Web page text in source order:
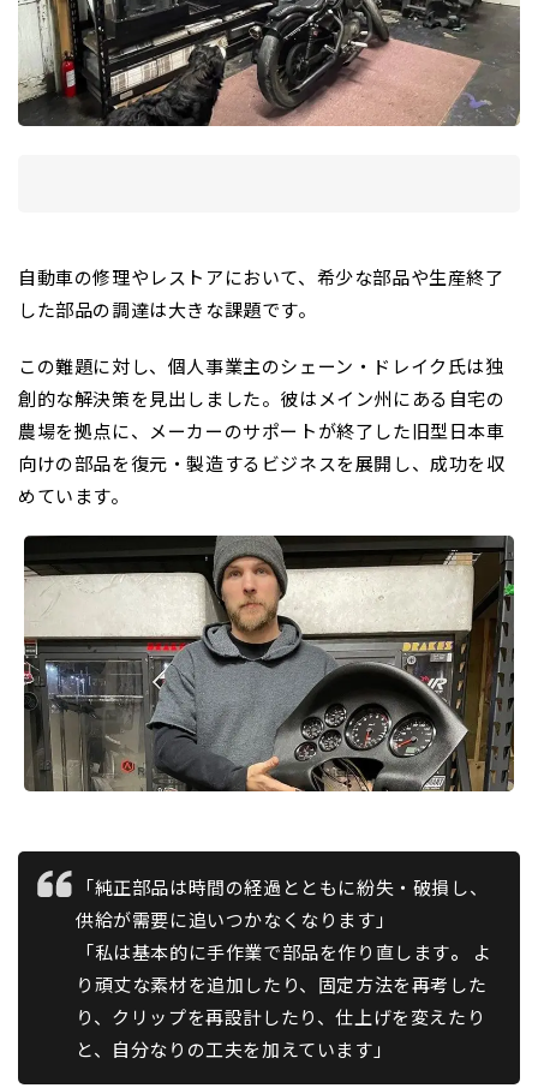
自動車の修理やレストアにおいて、希少な部品や生産終了
した部品の調達は大きな課題です。
この難題に対し、個人事業主のシェーン・ドレイク氏は独
創的な解決策を見出しました。彼はメイン州にある自宅の
農場を拠点に、メーカーのサポートが終了した旧型日本車
向けの部品を復元・製造するビジネスを展開し、成功を収
めています。
「純正部品は時間の経過とともに紛失・破損し、
供給が需要に追いつかなくなります」
「私は基本的に手作業で部品を作り直します。
よ
り頑丈な素材を追加したり、固定方法を再考した
り、クリップを再設計したり、仕上げを変えたり
と、自分なりの工夫を加えています」